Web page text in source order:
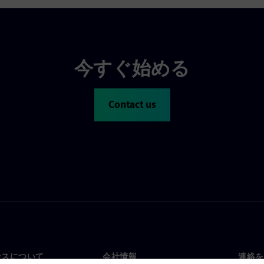
今すぐ始める
Contact us
について 会社情報 連絡